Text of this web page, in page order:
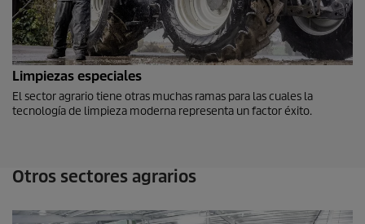
Limpiezas especiales
El sector agrario tiene otras muchas ramas para las cuales la
tecnología de limpieza moderna representa un factor éxito.
Otros sectores agrarios